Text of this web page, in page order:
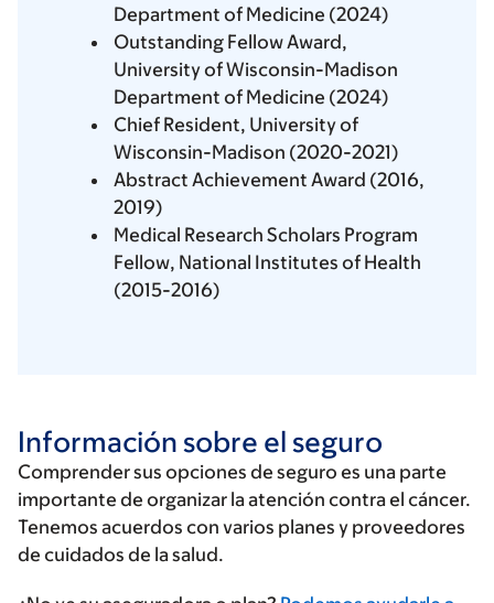
Department of Medicine (2024)
Outstanding Fellow Award,
University of Wisconsin-Madison
Department of Medicine (2024)
Chief Resident, University of
Wisconsin-Madison (2020-2021)
Abstract Achievement Award (2016,
2019)
Medical Research Scholars Program
Fellow, National Institutes of Health
(2015-2016)
Información sobre el seguro
Comprender sus opciones de seguro es una parte
importante de organizar la atención contra el cáncer.
Tenemos acuerdos con varios planes y proveedores
de cuidados de la salud.